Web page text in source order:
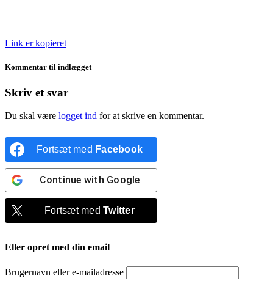
Link er kopieret
Kommentar til indlægget
Skriv et svar
Du skal være logget ind for at skrive en kommentar.
Fortsæt med Facebook
Continue with Google
Fortsæt medTwitter
Eller opret med din email
Brugernavn eller e-mailadresse